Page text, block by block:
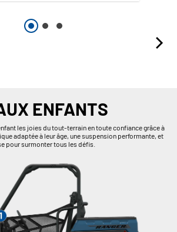
ENFANTS
les joies du tout-terrain en toute confiance grâce à
adaptée à leur âge, une suspension performante, et
pour surmonter tous les défis.